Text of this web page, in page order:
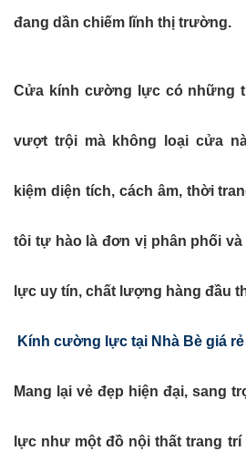
đang dần chiếm lĩnh thị trường.
Cửa kính cường lực có những
vượt trội mà không loại cửa
kiệm diện tích, cách âm, thời
tôi tự hào là đơn vị phân phối
lực uy tín, chất lượng hàng đầu
Kính cường lực tại Nhà Bè giá rẻ
Mang lại vẻ đẹp hiện đại, sang
lực như một đồ nội thất trang